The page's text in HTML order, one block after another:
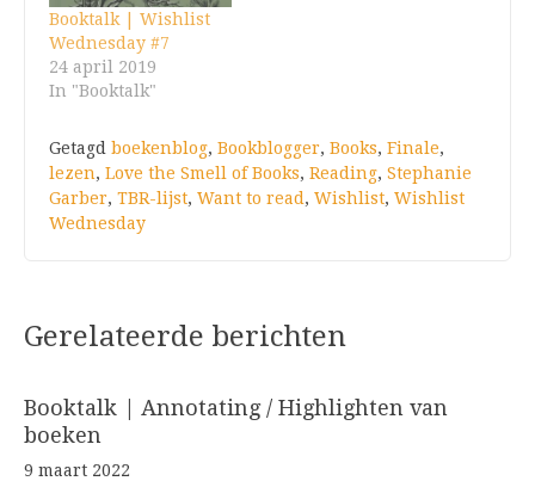
Booktalk | Wishlist
Wednesday #7
24 april 2019
In "Booktalk"
Getagd boekenblog, Bookblogger, Books, Finale,
lezen, Love the Smell of Books, Reading, Stephanie
Garber, TBR-lijst, Want to read , Wishlist, Wishlist
Wednesday
Gerelateerde berichten
Booktalk | Annotating / Highlighten van
boeken
9 maart 2022